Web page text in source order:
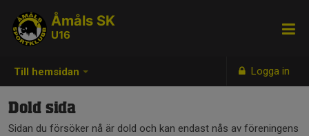
Till hemsidan Logga in
Åmåls SK
U16
Dold sida
Sidan du försöker nå är dold och kan endast nås av föreningens